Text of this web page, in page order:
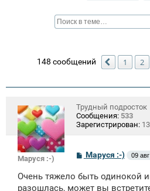
148 сообщений Пред.
1 2
Маруся :-)
Трудный подросток
Сообщения: 533
Зарегистрирован:
С
б
щ
Маруся :-) 09
Очень тяжело быть одинокой
разошлась, может вы